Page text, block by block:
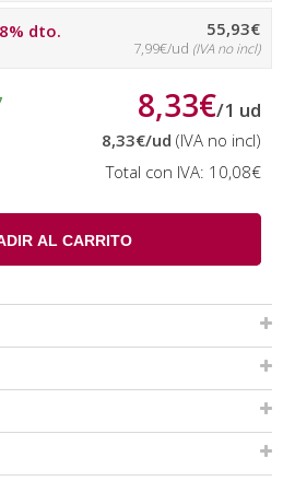
dto. 55,93€
7,99€/ud (IVA no incl)
8,33€/1 ud
8,33€/ud (IVA no incl)
Total con IVA: 10,08€
AL CARRITO